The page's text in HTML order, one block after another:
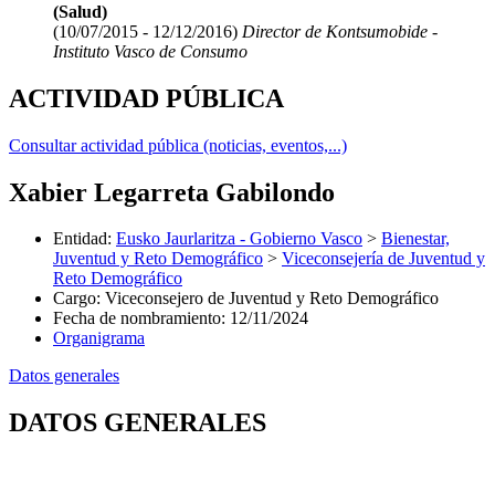
(Salud)
(10/07/2015 - 12/12/2016) Director de Kontsumobide -
Instituto Vasco de Consumo
ACTIVIDAD PÚBLICA
Consultar actividad pública (noticias, eventos,...)
Xabier Legarreta Gabilondo
Entidad: Eusko Jaurlaritza - Gobierno Vasco > Bienestar,
Juventud y Reto Demográfico > Viceconsejería de Juventud y
Reto Demográfico
Cargo: Viceconsejero de Juventud y Reto Demográfico
Fecha de nombramiento: 12/11/2024
Organigrama
Datos generales
DATOS GENERALES